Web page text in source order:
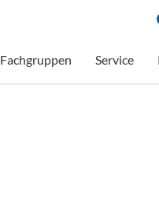
Fachgruppen Service